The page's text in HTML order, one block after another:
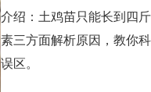
介绍： 土鸡苗只能长到四
素三方面解析原因，教你
误区。